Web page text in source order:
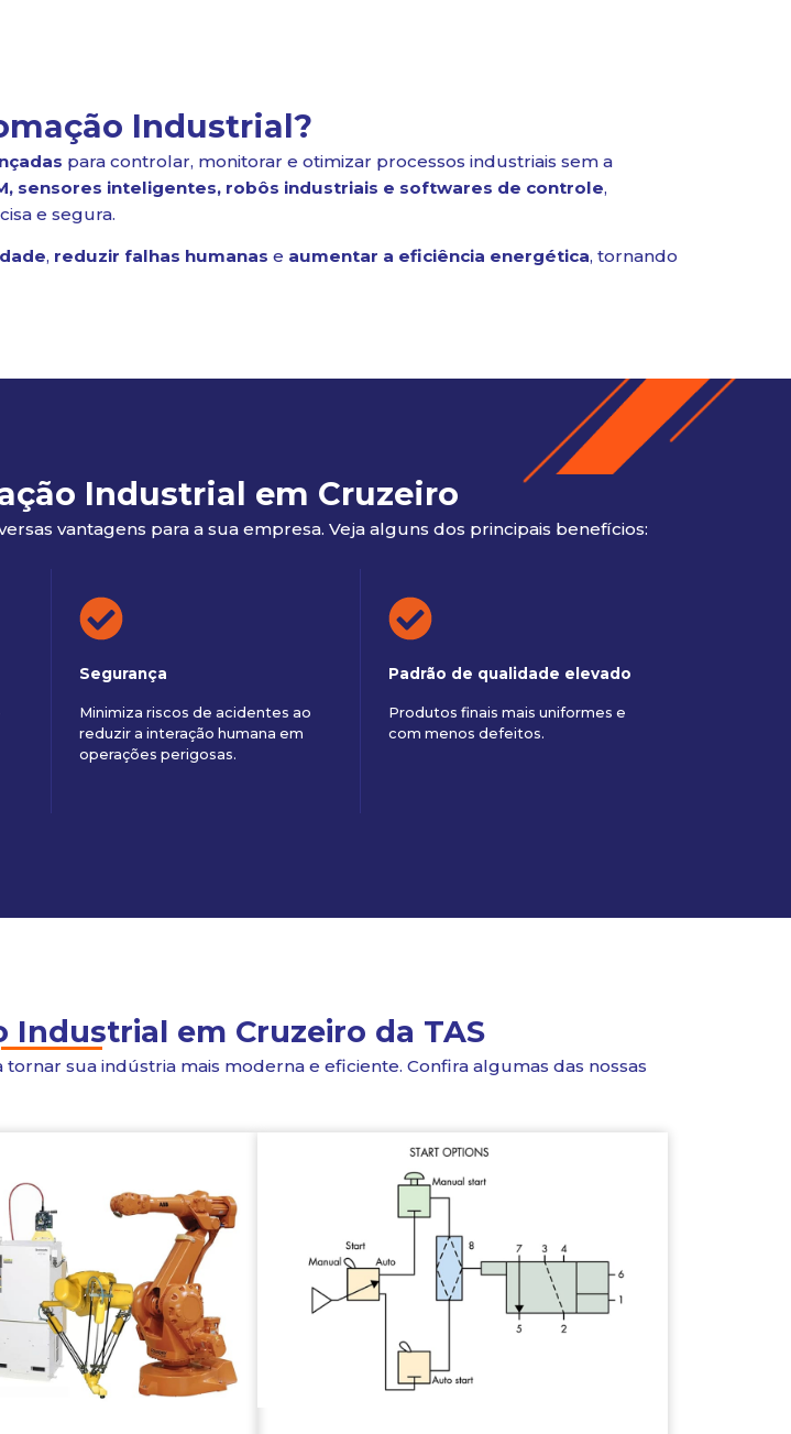
Industrial?
para controlar, monitorar e otimizar processos industriais sem a
sensores inteligentes, robôs industriais e softwares de controle,
e segura.
, reduzir falhas humanas e aumentar a eficiência energética, tornando
Industrial em Cruzeiro
vantagens para a sua empresa. Veja alguns dos principais benefícios:
Segurança
Minimiza riscos de acidentes ao
reduzir a interação humana em
operações perigosas.
Padrão de qualidade elevado
Produtos finais mais uniformes e
com menos defeitos.
Industrial em Cruzeiro da TAS
sua indústria mais moderna e eficiente. Confira algumas das nossas